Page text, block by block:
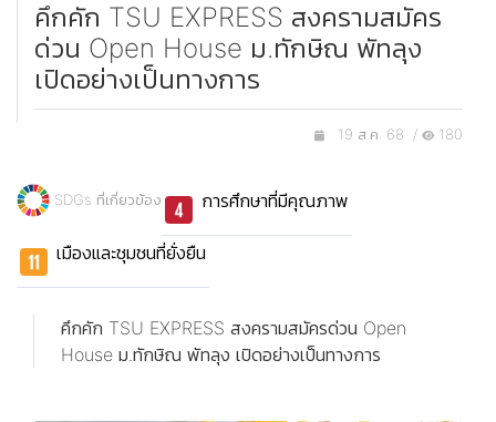
คึกคัก TSU EXPRESS สงครามสมัคร
ด่วน Open House ม.ทักษิณ พัทลุง
เปิดอย่างเป็นทางการ
19 ส.ค. 68 / 180
SDGs ที่เกี่ยวข้อง การศึกษาที่มีคุณภาพ
เมืองและชุมชนที่ยั่งยืน
คึกคัก TSU EXPRESS สงครามสมัครด่วน Open
House ม.ทักษิณ พัทลุง เปิดอย่างเป็นทางการ